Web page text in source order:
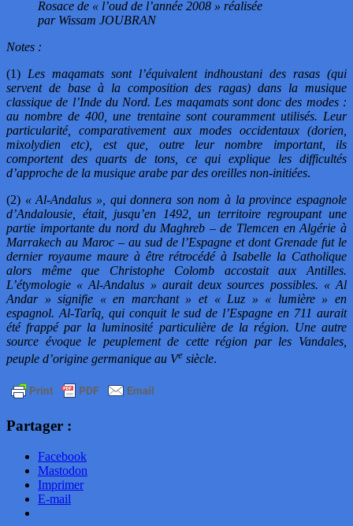
Rosace de « l’oud de l’année 2008 » réalisée
par Wissam JOUBRAN
Notes :
(1) Les maqamats sont l’équivalent indhoustani des rasas (qui
servent de base à la composition des ragas) dans la musique
classique de l’Inde du Nord. Les maqamats sont donc des modes :
au nombre de 400, une trentaine sont couramment utilisés. Leur
particularité, comparativement aux modes occidentaux (dorien,
mixolydien etc), est que, outre leur nombre important, ils
comportent des quarts de tons, ce qui explique les difficultés
d’approche de la musique arabe par des oreilles non-initiées.
(2) « Al-Andalus », qui donnera son nom à la province espagnole
d’Andalousie, était, jusqu’en 1492, un territoire regroupant une
partie importante du nord du Maghreb – de Tlemcen en Algérie à
Marrakech au Maroc – au sud de l’Espagne et dont Grenade fut le
dernier royaume maure à être rétrocédé à Isabelle la Catholique
alors même que Christophe Colomb accostait aux Antilles.
L’étymologie « Al-Andalus » aurait deux sources possibles. « Al
Andar » signifie « en marchant » et « Luz » « lumière » en
espagnol. Al-Tarîq, qui conquit le sud de l’Espagne en 711 aurait
été frappé par la luminosité particulière de la région. Une autre
source évoque le peuplement de cette région par les Vandales,
peuple d’origine germanique au Ve siècle.
Partager :
Facebook
Mastodon
Imprimer
E-mail